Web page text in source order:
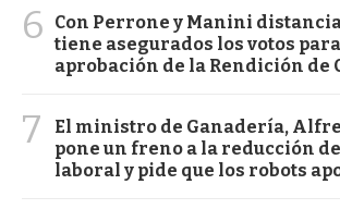
6
Con Perrone y Manini
tiene asegurados los votos
aprobación de la Rendición de
7
El ministro de Ganadería,
pone un freno a la reducción
laboral y pide que los robots